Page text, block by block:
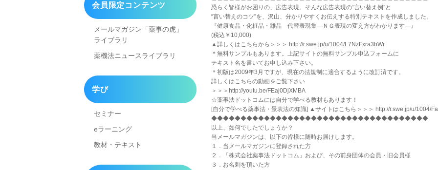
恐らく皆様がお困りの、広告表現。そんな広告表現の“言い替え例”と
“言い替えのコツ”を、沢山、分かりやすくお伝えする特別テキストを作成しました。
『健康食品・化粧品・雑品 代替表現集―ＮＧ表現の変え方がわかります―』
(税込￥10,000)
▲詳しくはこちらから＞＞＞ http://r.swe.jp/u/1004/L7NzFxra3bWr
＊無料サンプルもあります。上記サイトの無料サンプル申込フォームに
テキスト名を書いてお申し込み下さい。
＊初版は2009年3月ですが、現在の法規制に適合するように改訂済です。
詳しくはこちらの動画をご覧下さい
＞＞＞http://youtu.be/FEaj0DjXMBA
☆薬事法ドットコムには自分で学べる教材もあります！
[自分で学べる薬事法・景表法の知識] ▲サイトはこちら＞＞＞ http://r.swe.jp/u/1004/
◆◆◆◆◆◆◆◆◆◆◆◆◆◆◆◆◆◆◆◆◆◆◆◆◆◆◆◆◆◆◆◆◆◆◆◆◆
以上、如何でしたでしょうか？
当メールマガジンは、以下の皆様に随時お届けします。
１．当メールマガジンに登録された方
２．「株式会社薬事法ドットコム」および、その前身団体の会員・旧会員様
３．お名刺を頂いた方
会員限定コンテンツ
メールマガジン「薬事の虎」
ライブラリ
薬機法ニュースライブラリ
学び
セミナー
eラーニング
教材・テキスト